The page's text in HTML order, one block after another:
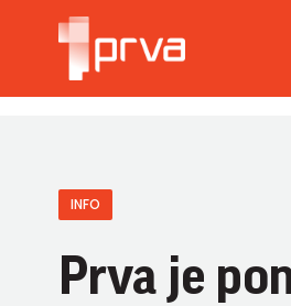
INFO
Prva je